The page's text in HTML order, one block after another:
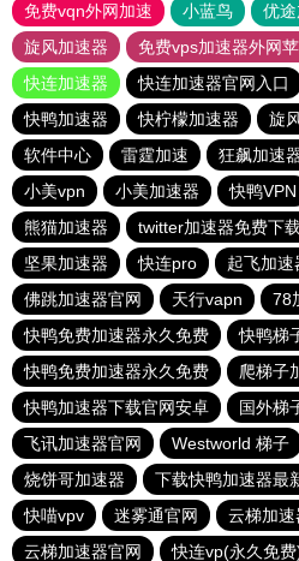
免费vqn外网加速
小蓝鸟 优
旋风加速器
免费vps加速器外网
快连加速器
快连加速器官网入口
快鸭加速器
快柠檬加速器 旋
软件中心
雷霆加速 狂飙加速
小美vpn
小美加速器 快鸭VPN
熊猫加速器
twitter加速器免费下
坚果加速器
快连pro 起飞加速
佛跳加速器官网
天行vapn
78
快鸭免费加速器永久免费
快鸭梯
快鸭免费加速器永久免费
爬梯子
快鸭加速器下载官网安卓
国外梯
飞讯加速器官网
Westworld 梯子
烧饼哥加速器
下载快鸭加速器最
快喵vpv
迷雾通官网 云梯加速
云梯加速器官网
快连vp(永久免费